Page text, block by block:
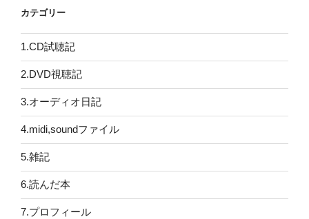
カテゴリー
1.CD試聴記
2.DVD視聴記
3.オーディオ日記
4.midi,soundファイル
5.雑記
6.読んだ本
7.プロフィール